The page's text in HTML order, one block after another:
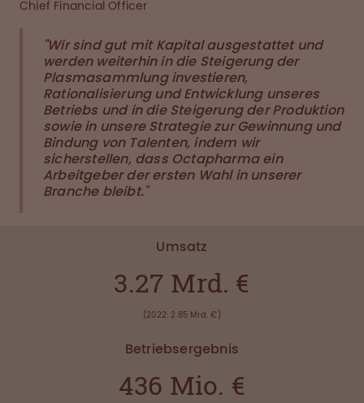
Chief Financial Officer
"Wir sind gut mit Kapital ausgestattet und
werden weiterhin in die Steigerung der
Plasmasammlung investieren,
Rationalisierung und Entwicklung unseres
Betriebs und in die Steigerung der Produktion
sowie in unsere Strategie zur Gewinnung und
Bindung von Talenten, indem wir
sicherstellen, dass Octapharma ein
Arbeitgeber der ersten Wahl in unserer
Branche bleibt."
Umsatz
3.27 Mrd. €
(2022: 2.85 Mrd. €)
Betriebsergebnis
436 Mio. €